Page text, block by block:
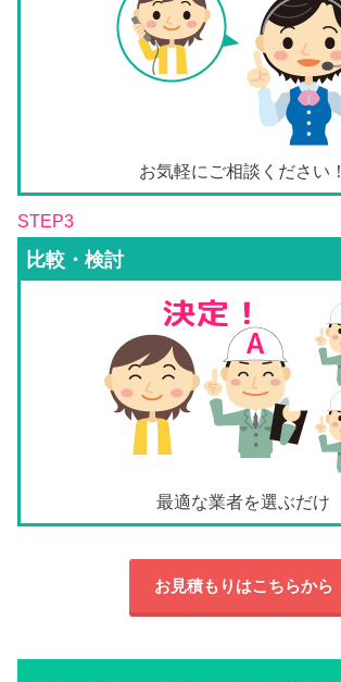
お気軽にご相談ください！
STEP3
比較・検討
最適な業者を選ぶだけ
お見積もりはこちらから